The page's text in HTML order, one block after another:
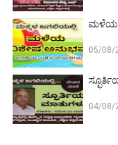
ಮಳೆಯ
05/08/
04/08/